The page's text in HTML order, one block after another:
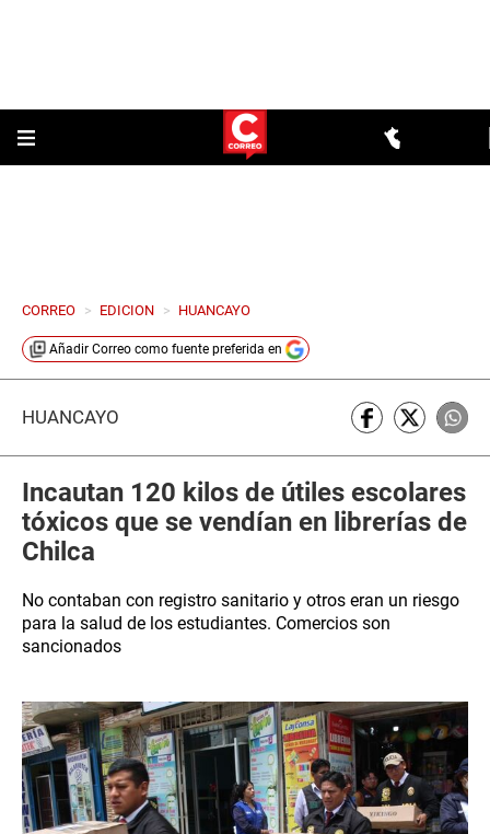
CORREO > EDICION > HUANCAYO
Añadir Correo como fuente preferida en
HUANCAYO
Incautan 120 kilos de útiles escolares
tóxicos que se vendían en librerías de
Chilca
No contaban con registro sanitario y otros eran un riesgo
para la salud de los estudiantes. Comercios son
sancionados